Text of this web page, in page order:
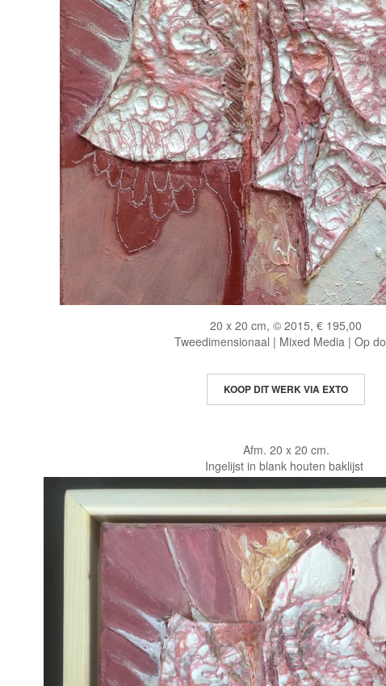
20 x 20 cm, © 2015, € 195,00
Tweedimensionaal | Mixed Media | Op
KOOP DIT WERK VIA EXTO
Afm. 20 x 20 cm.
Ingelijst in blank houten baklijst